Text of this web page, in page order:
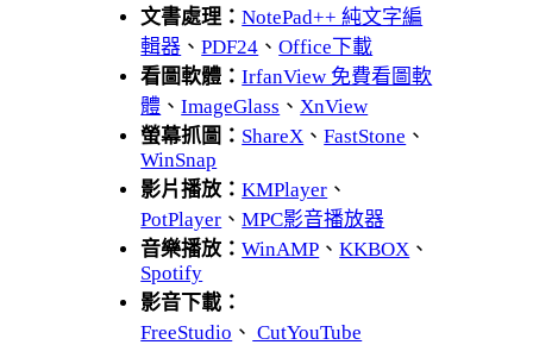
文書處理：NotePad++ 純文字編
輯器 、PDF24 、Office下載
看圖軟體：IrfanView 免費看圖軟
體 、ImageGlass 、 XnView
螢幕抓圖： ShareX 、FastStone 、
WinSnap
影片播放：KMPlayer 、
PotPlayer 、MPC影音播放器
音樂播放：WinAMP 、KKBOX 、
Spotify
影音下載：
FreeStudio 、 CutYouTube